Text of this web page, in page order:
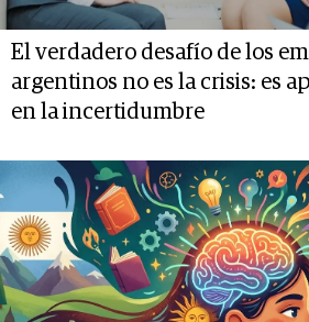
El verdadero desafío de los
argentinos no es la crisis: es
en la incertidumbre